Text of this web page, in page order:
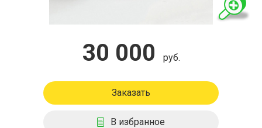
30 000 руб.
Заказать
В избранное